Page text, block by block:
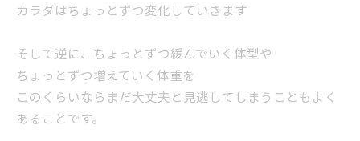
カラダはちょっとずつ変化していきます
そして逆に、ちょっとずつ緩んでいく体型や
ちょっとずつ増えていく体重を
このくらいならまだ大丈夫と見逃してしまうこともよく
あることです。